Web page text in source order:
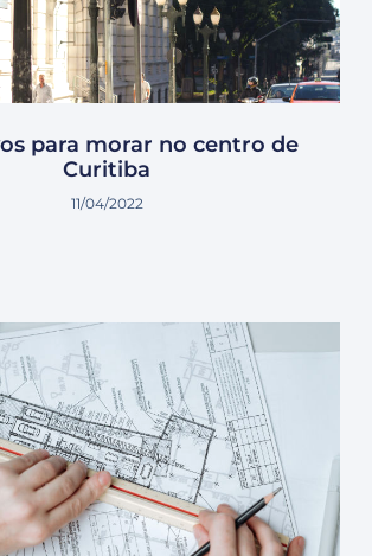
para morar no centro de
Curitiba
11/04/2022